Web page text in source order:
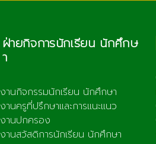
ฝ่ายกิจการนักเรียน นักศึกษ
า
งานกิจกรรมนักเรียน นักศึกษา
งานครูที่ปรึกษาและการแนะแนว
งานปกครอง
งานสวัสดิการนักเรียน นักศึกษา